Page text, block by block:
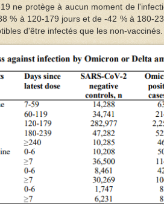
ne protège à aucun moment de
% à 120-179 jours et de -42 % à 180-
d'être infectés que les non-vaccinés.